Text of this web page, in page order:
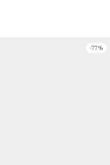
-77%